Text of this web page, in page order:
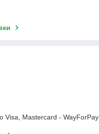
Visa, Mastercard - WayForPay